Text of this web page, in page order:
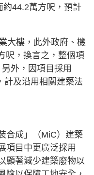
44.2萬方呎，預計
大樓，此外政府、機
呎，換言之，整個項
外，因項目採用
計及沿用相關建築法
合成」（MiC）建築
項目中更廣泛採用
顯著減少建築廢物以